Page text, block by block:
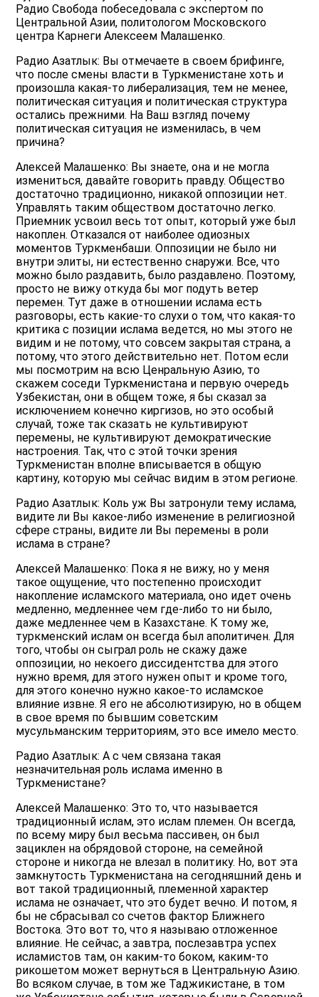
Радио Свобода побеседовала с экспертом по
Центральной Азии, политологом Московского
центра Карнеги Алексеем Малашенко.
Радио Азатлык: Вы отмечаете в своем брифинге,
что после смены власти в Туркменистане хоть и
произошла какая-то либерализация, тем не менее,
политическая ситуация и политическая структура
остались прежними. На Ваш взгляд почему
политическая ситуация не изменилась, в чем
причина?
Алексей Малашенко: Вы знаете, она и не могла
измениться, давайте говорить правду. Общество
достаточно традиционно, никакой оппозиции нет.
Управлять таким обществом достаточно легко.
Приемник усвоил весь тот опыт, который уже был
накоплен. Отказался от наиболее одиозных
моментов Туркменбаши. Оппозиции не было ни
внутри элиты, ни естественно снаружи. Все, что
можно было раздавить, было раздавлено. Поэтому,
просто не вижу откуда бы мог подуть ветер
перемен. Тут даже в отношении ислама есть
разговоры, есть какие-то слухи о том, что какая-то
критика с позиции ислама ведется, но мы этого не
видим и не потому, что совсем закрытая страна, а
потому, что этого действительно нет. Потом если
мы посмотрим на всю Ценральную Азию, то
скажем соседи Туркменистана и первую очередь
Узбекистан, они в общем тоже, я бы сказал за
исключением конечно киргизов, но это особый
случай, тоже так сказать не культивируют
перемены, не культивируют демократические
настроения. Так, что с этой точки зрения
Туркменистан вполне вписывается в общую
картину, которую мы сейчас видим в этом регионе.
Радио Азатлык: Коль уж Вы затронули тему ислама,
видите ли Вы какое-либо изменение в религиозной
сфере страны, видите ли Вы перемены в роли
ислама в стране?
Алексей Малашенко: Пока я не вижу, но у меня
такое ощущение, что постепенно происходит
накопление исламского материала, оно идет очень
медленно, медленнее чем где-либо то ни было,
даже медленнее чем в Казахстане. К тому же,
туркменский ислам он всегда был аполитичен. Для
того, чтобы он сыграл роль не скажу даже
оппозиции, но некоего диссидентства для этого
нужно время, для этого нужен опыт и кроме того,
для этого конечно нужно какое-то исламское
влияние извне. Я его не абсолютизирую, но в общем
в свое время по бывшим советским
мусульманским территориям, это все имело место.
Радио Азатлык: А с чем связана такая
незначительная роль ислама именно в
Туркменистане?
Алексей Малашенко: Это то, что называется
традиционный ислам, это ислам племен. Он всегда,
по всему миру был весьма пассивен, он был
зациклен на обрядовой стороне, на семейной
стороне и никогда не влезал в политику. Но, вот эта
замкнутость Туркменистана на сегодняшний день и
вот такой традиционный, племенной характер
ислама не означает, что это будет вечно. И потом, я
бы не сбрасывал со счетов фактор Ближнего
Востока. Это вот то, что я называю отложенное
влияние. Не сейчас, а завтра, послезавтра успех
исламистов там, он каким-то боком, каким-то
рикошетом может вернуться в Центральную Азию.
Во всяком случае, в том же Таджикистане, в том